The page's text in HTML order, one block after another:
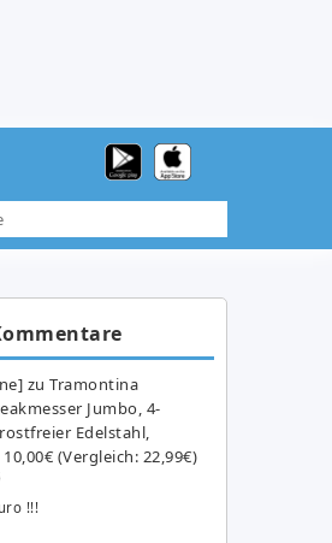
zuTramontina
Jumbo, 4-
Edelstahl,
(Vergleich: 22,99€)
!!!